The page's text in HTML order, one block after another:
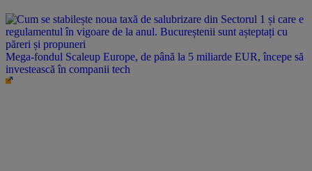
Mega-fondul Scaleup Europe, de până la 5 miliarde EUR, începe să
investească în companii tech